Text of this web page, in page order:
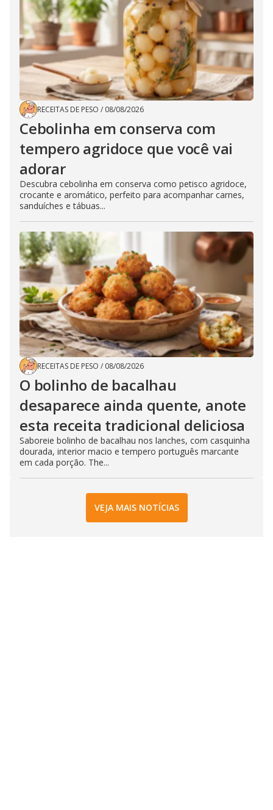
RECEITAS DE PESO / 08/08/2026
Cebolinha em conserva com
tempero agridoce que você vai
adorar
Descubra cebolinha em conserva como petisco agridoce,
crocante e aromático, perfeito para acompanhar carnes,
sanduíches e tábuas...
RECEITAS DE PESO / 08/08/2026
O bolinho de bacalhau
desaparece ainda quente, anote
esta receita tradicional deliciosa
Saboreie bolinho de bacalhau nos lanches, com casquinha
dourada, interior macio e tempero português marcante
em cada porção. The...
VEJA MAIS NOTÍCIAS